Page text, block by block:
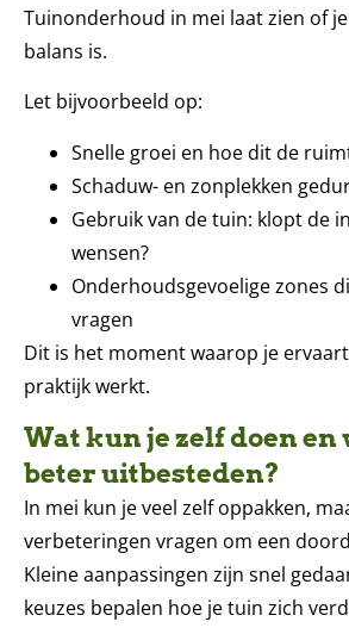
Tuinonderhoud in mei laat zien of
balans is.
Let bijvoorbeeld op:
Snelle groei en hoe dit de
Schaduw- en zonplekken
Gebruik van de tuin: klopt de
wensen?
Onderhoudsgevoelige zones
vragen
Dit is het moment waarop je
praktijk werkt.
Wat kun je zelf doen en
beter uitbesteden?
In mei kun je veel zelf oppakken,
verbeteringen vragen om een
Kleine aanpassingen zijn snel
keuzes bepalen hoe je tuin zich